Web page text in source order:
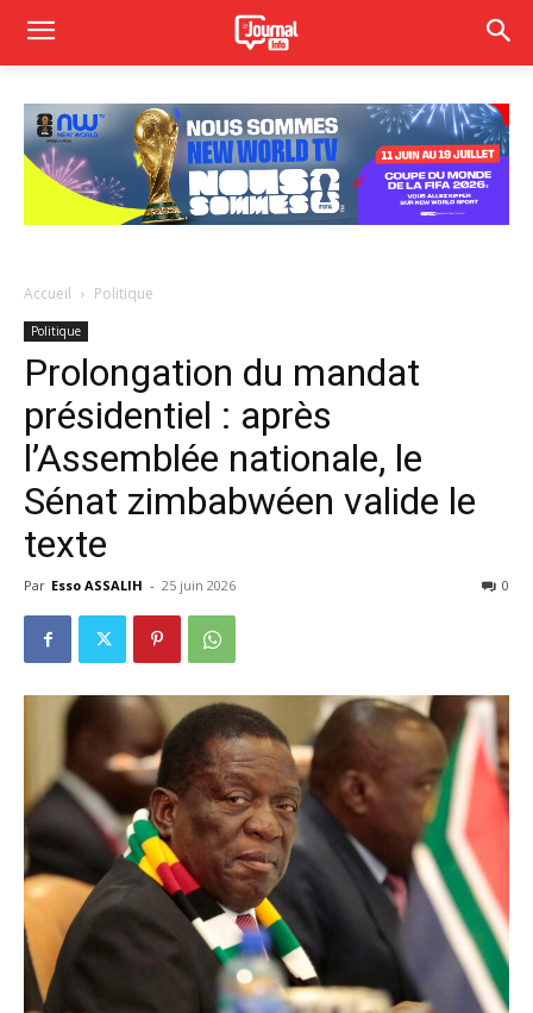
Accueil Politique
Politique
Prolongation du mandat
présidentiel : après
l’Assemblée nationale, le
Sénat zimbabwéen valide le
texte
Par Esso ASSALIH - 25 juin 2026 0